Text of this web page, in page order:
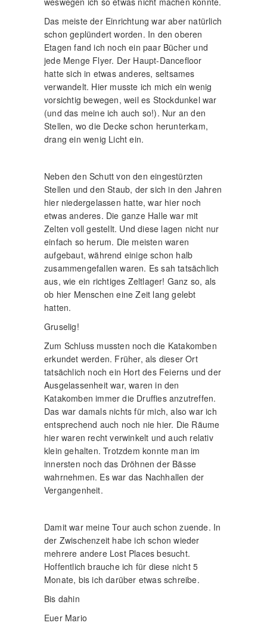
Das meiste der Einrichtung war aber natürlich
schon geplündert worden. In den oberen
Etagen fand ich noch ein paar Bücher und
jede Menge Flyer. Der Haupt-Dancefloor
hatte sich in etwas anderes, seltsames
verwandelt. Hier musste ich mich ein wenig
vorsichtig bewegen, weil es Stockdunkel war
(und das meine ich auch so!). Nur an den
Stellen, wo die Decke schon herunterkam,
drang ein wenig Licht ein.
Neben den Schutt von den eingestürzten
Stellen und den Staub, der sich in den Jahren
hier niedergelassen hatte, war hier noch
etwas anderes. Die ganze Halle war mit
Zelten voll gestellt. Und diese lagen nicht nur
einfach so herum. Die meisten waren
aufgebaut, während einige schon halb
zusammengefallen waren. Es sah tatsächlich
aus, wie ein richtiges Zeltlager! Ganz so, als
ob hier Menschen eine Zeit lang gelebt
hatten.
Gruselig!
Zum Schluss mussten noch die Katakomben
erkundet werden. Früher, als dieser Ort
tatsächlich noch ein Hort des Feierns und der
Ausgelassenheit war, waren in den
Katakomben immer die Druffies anzutreffen.
Das war damals nichts für mich, also war ich
entsprechend auch noch nie hier. Die Räume
hier waren recht verwinkelt und auch relativ
klein gehalten. Trotzdem konnte man im
innersten noch das Dröhnen der Bässe
wahrnehmen. Es war das Nachhallen der
Vergangenheit.
Damit war meine Tour auch schon zuende. In
der Zwischenzeit habe ich schon wieder
mehrere andere Lost Places besucht.
Hoffentlich brauche ich für diese nicht 5
Monate, bis ich darüber etwas schreibe.
Bis dahin
Euer Mario